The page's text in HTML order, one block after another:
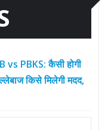
vs PBKS: कैसी होगी
किसे मिलेगी मदद,